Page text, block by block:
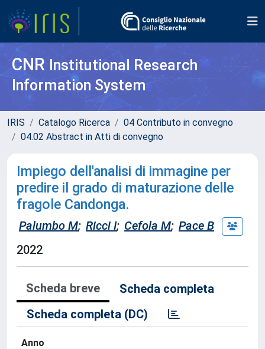
CNR Institutional Research
Information System
IRIS Catalogo Ricerca
04 Contributo in convegno
04.02 Abstract in Atti di convegno
Impiego dell'analisi di immagine per
predire il grado di maturazione delle
fragole Candonga.
Palumbo M; Ricci I; Cefola M; Pace B
2022
Scheda breve
Scheda completa
Scheda completa (DC)
Anno